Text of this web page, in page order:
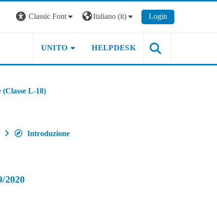
Classic Font
Italiano ‎(it)‎ Login
UNITO HELPDESK
(Classe L-18)
Introduzione
2020